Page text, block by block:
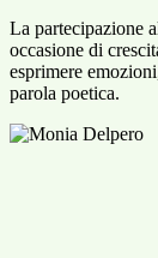
La partecipazione
occasione di
esprimere
parola poetica.